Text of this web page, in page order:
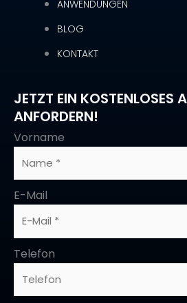
ANWENDUNGEN
BLOG
KONTAKT
JETZT EIN KOSTENLOSES
ANFORDERN!
Vorname
E-Mail
Telefon